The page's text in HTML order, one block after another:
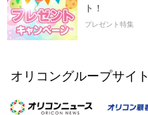
ト！
プレゼント特集
オリコングループサイト